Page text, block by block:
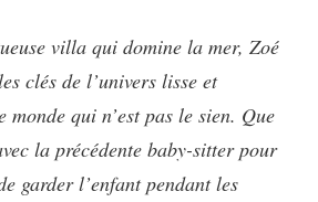
villa qui domine la mer, Zoé
clés de l’univers lisse et
monde qui n’est pas le sien. Que
la précédente baby-sitter pour
garder l’enfant pendant les